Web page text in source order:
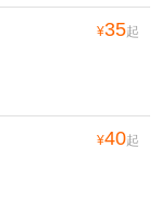
¥35起
¥40起